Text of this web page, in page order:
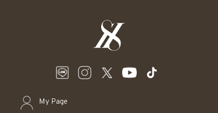
My Page